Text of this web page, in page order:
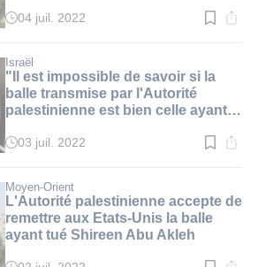
(source)
Temps
:
3
min.
04 juil. 2022
Israël
"Il est impossible de savoir si la
balle transmise par l'Autorité
palestinienne est bien celle ayant
i24NEWS)
Temps
:
3
min.
03 juil. 2022
Moyen-Orient
L'Autorité palestinienne accepte de
remettre aux Etats-Unis la balle
ayant tué Shireen Abu Akleh